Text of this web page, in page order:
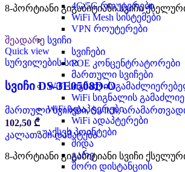
4G/5G როუტერები
WiFi Mesh სისტემები
VPN როუტერები
სვიჩი
სვიჩები
POE კონცენტრატორები
მართული სვიჩები
WiFi სიგნალის
WiFi სიგნალის
WiFi ადაპტერები
WiFi ადაპტერები
აქსეს პოინტები
შიდა
გარე
შორი დისტანციის
8-პორტიანი გიგაბიტიანი სვიჩი
შეადარე
Quick view
სურვილების სია
სვიჩი DS-3E0508D-O
მართული სვიჩები, Switch, არამართვადი
102,50 ₾
კალათაში დამატება
8-პორტიანი გიგაბიტიანი სვიჩი